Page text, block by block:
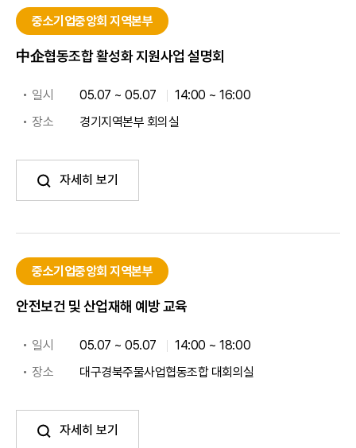
중소기업중앙회 지역본부
中企협동조합 활성화 지원사업 설명회
일시 05.07 ~ 05.07
14:00 ~ 16:00
장소
경기지역본부 회의실
자세히 보기
중소기업중앙회 지역본부
안전보건 및 산업재해 예방 교육
일시 05.07 ~ 05.07
14:00 ~ 18:00
장소
대구경북주물사업협동조합 대회의실
자세히 보기